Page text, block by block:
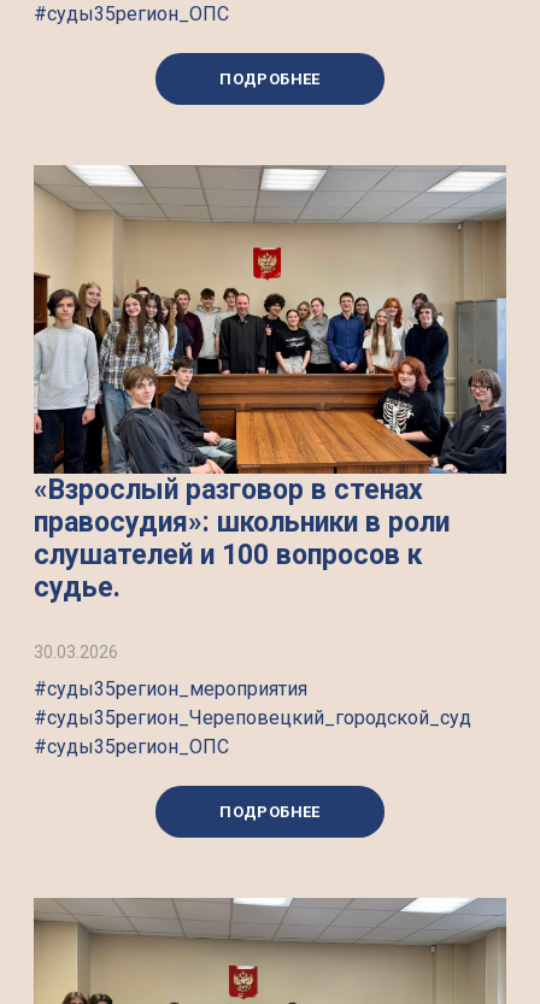
#суды35регион_ОПС
ПОДРОБНЕЕ
«Взрослый разговор в стенах
правосудия»: школьники в роли
слушателей и 100 вопросов к
судье.
30.03.2026
#суды35регион_мероприятия
#суды35регион_Череповецкий_городской_суд
#суды35регион_ОПС
ПОДРОБНЕЕ